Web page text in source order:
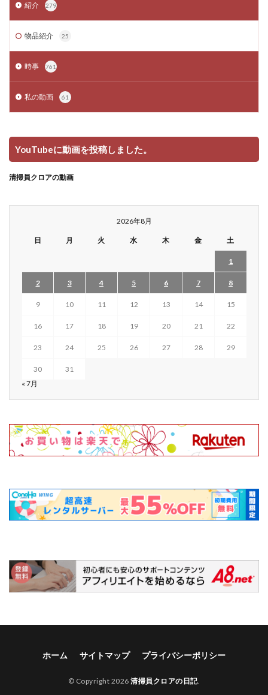
紹介 279
物品紹介 25
時事 761
私の動画 61
YouTubeに動画を投稿しました。
清掃員クロアの動画
2026年8月
日 月 火 水 木 金 土
1
2 3 4 5 6 7 8
9 10 11 12 13 14 15
16 17 18 19 20 21 22
23 24 25 26 27 28 29
30
31
« 7月
ホーム サイトマップ プライバシーポリシー
© Copyright 2026清掃員クロアの日記.